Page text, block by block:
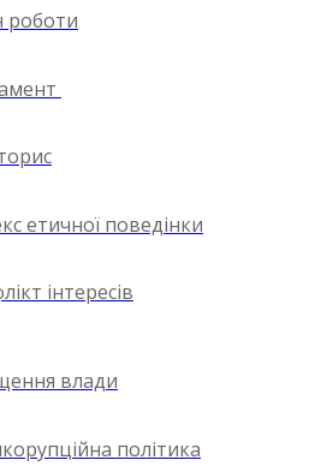
роботи
етичної поведінки
інтересів
влади
політика